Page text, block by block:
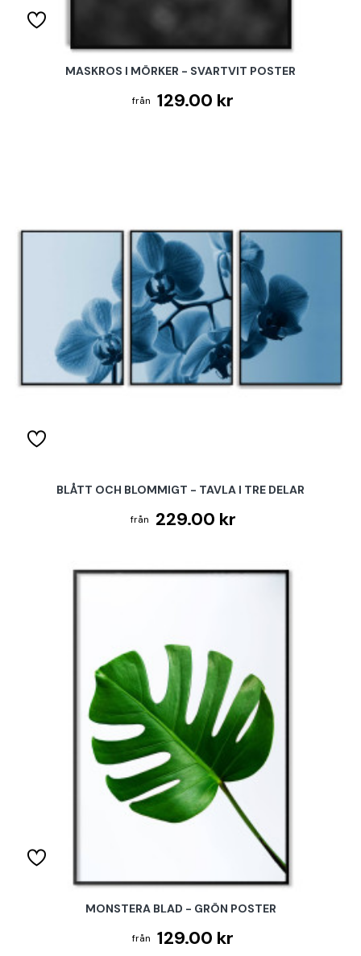
MASKROS I MÖRKER - SVARTVIT POSTER
129.00 kr
BLÅTT OCH BLOMMIGT - TAVLA I TRE DELAR
229.00 kr
MONSTERA BLAD - GRÖN POSTER
129.00 kr